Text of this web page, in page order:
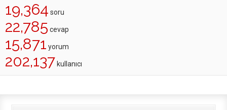
19,364 soru
22,785 cevap
15,871 yorum
202,137 kullanıcı